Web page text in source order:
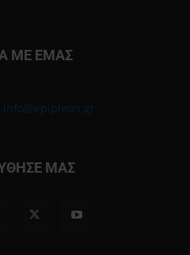
ΜΕ ΕΜΑΣ
info@epipleon.gr
ΜΑΣ